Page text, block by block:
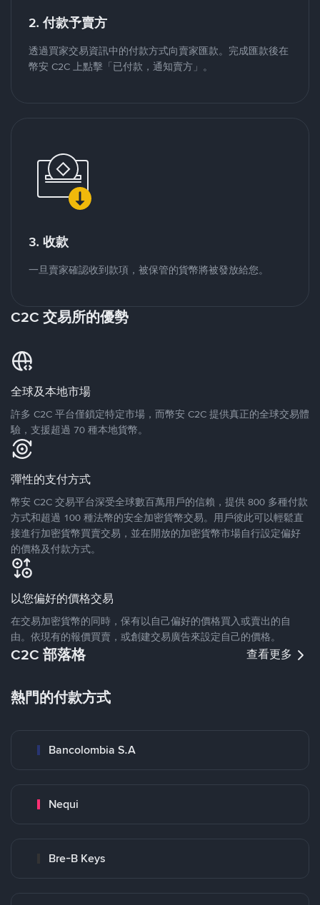
2. 付款予賣方
透過買家交易資訊中的付款方式向賣家匯款。完成匯款後在
幣安 C2C 上點擊「已付款，通知賣方」。
3. 收款
一旦賣家確認收到款項，被保管的貨幣將被發放給您。
C2C 交易所的優勢
全球及本地市場
許多 C2C 平台僅鎖定特定市場，而幣安 C2C 提供真正的全球交易體
驗，支援超過 70 種本地貨幣。
彈性的支付方式
幣安 C2C 交易平台深受全球數百萬用戶的信賴，提供 800 多種付款
方式和超過 100 種法幣的安全加密貨幣交易。用戶彼此可以輕鬆直
接進行加密貨幣買賣交易，並在開放的加密貨幣市場自行設定偏好
的價格及付款方式。
以您偏好的價格交易
在交易加密貨幣的同時，保有以自己偏好的價格買入或賣出的自
由。依現有的報價買賣，或創建交易廣告來設定自己的價格。
C2C 部落格 查看更多
熱門的付款方式
Bancolombia S.A
Nequi
Bre-B Keys